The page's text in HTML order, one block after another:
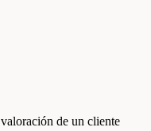
valoración de un cliente